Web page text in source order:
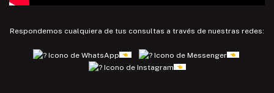
Respondemos cualquiera de tus consultas a través de nuestras redes: